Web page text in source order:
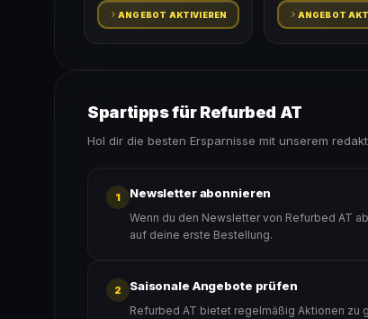
ANGEBOT AKTIVIEREN ANGEBOT
Spartipps für Refurbed AT
Hol dir die besten Ersparnisse mit unserem
1 Newsletter abonnieren
Wenn du den Newsletter von Refurbed AT
auf deine erste Bestellung.
2 Saisonale Angebote prüfen
Refurbed AT bietet regelmäßig Aktionen zu